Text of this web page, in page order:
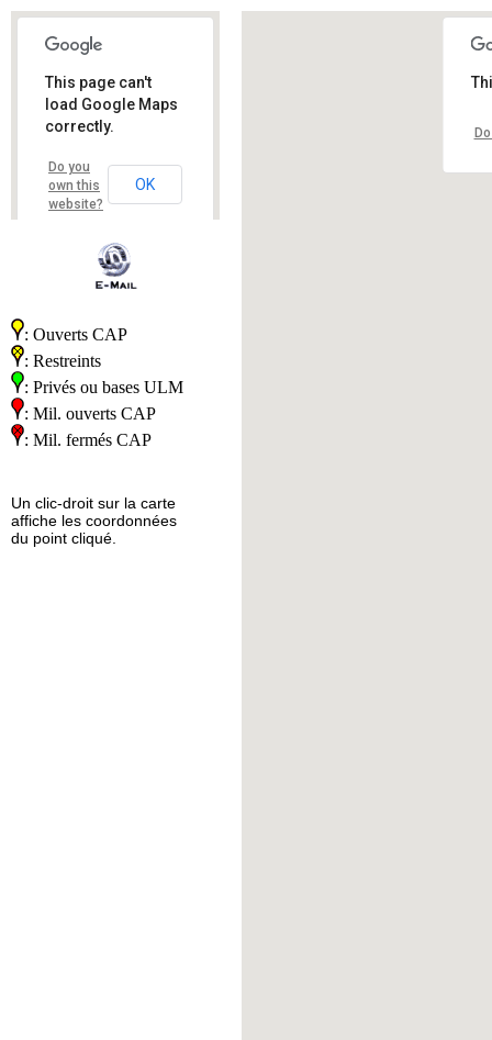
This page can't
load Google Maps
correctly.
Do you
own this
website?
OK
: Ouverts CAP
: Restreints
: Privés ou bases ULM
: Mil. ouverts CAP
: Mil. fermés CAP
Un clic-droit sur la carte
affiche les coordonnées
du point cliqué.